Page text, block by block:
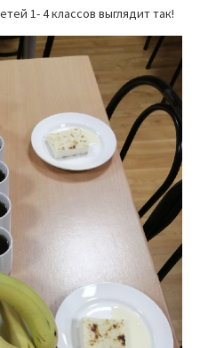
1- 4 классов выглядит так!